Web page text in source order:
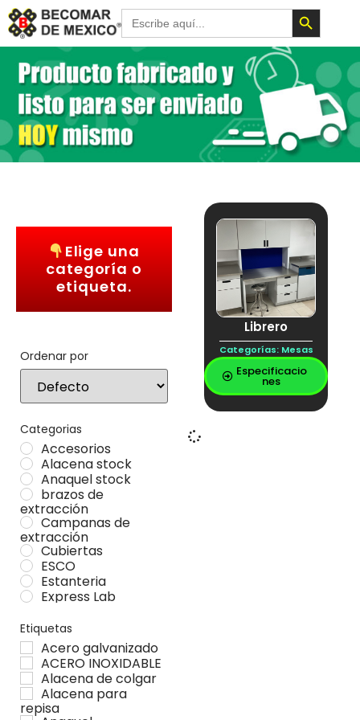
Buscar: Botón de
Elige una
categoría o
etiqueta.
Ordenar por
Sort Products
Categorias
Accesorios
Alacena stock
Anaquel stock
brazos de
extracción
Campanas de
extracción
Cubiertas
ESCO
Estanteria
Express Lab
Locker stock
Mesa Stock
Mesas
Muebles especiales
Vitrina stock
Etiquetas
Acero galvanizado
ACERO INOXIDABLE
Alacena de colgar
Alacena para
repisa
Librero
Categorías: Mesas
Especificacio
nes